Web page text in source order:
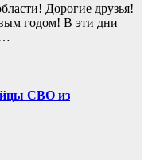
Дорогие друзья!
годом! В эти дни
СВО из